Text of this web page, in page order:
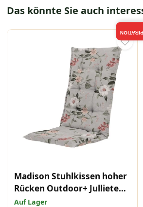
Das könnte Sie auch
Madison Stuhlkissen hoher
Rücken Outdoor+ Julliete
grau 123x50 cm
Auf Lager